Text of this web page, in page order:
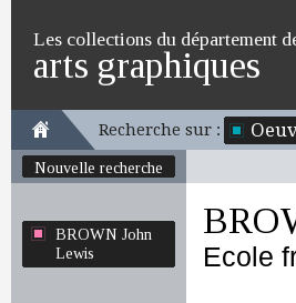
Les collections du département
arts graphiques
Recherche sur :
Nouvelle recherche
BROWN John
Lewis
Ecole